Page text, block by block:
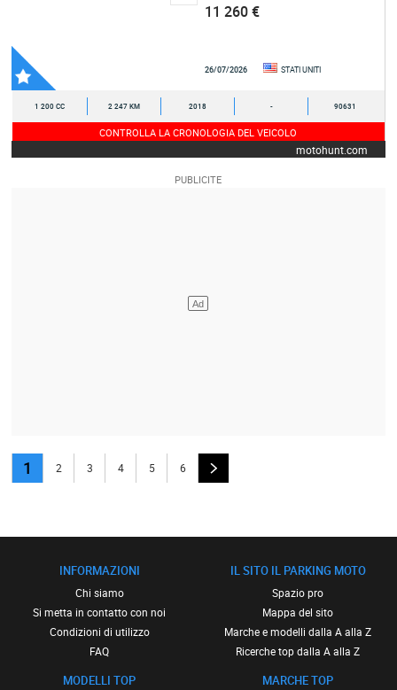
11 260 €
26/07/2026 STATI UNITI
1 200 CC 2 247 KM 2018 - 90631
CONTROLLA LA CRONOLOGIA DEL VEICOLO
motohunt.com
1 2 3 4 5 6
INFORMAZIONI
Chi siamo
Si metta in contatto con noi
Condizioni di utilizzo
FAQ
MODELLI TOP
IL SITO IL PARKING MOTO
Spazio pro
Mappa del sito
Marche e modelli dalla A alla Z
Ricerche top dalla A alla Z
MARCHE TOP